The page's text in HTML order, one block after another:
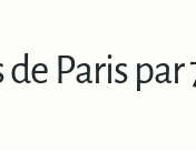
Paris par